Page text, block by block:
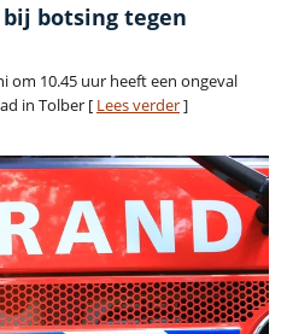
botsing tegen
om 10.45 uur heeft een ongeval
in Tolber [ Lees verder]